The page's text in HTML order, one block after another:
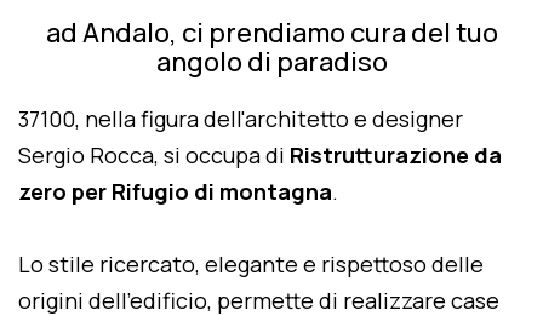
ad Andalo, ci prendiamo cura del tuo
angolo di paradiso
37100, nella figura dell'architetto e designer
Sergio Rocca, si occupa di Ristrutturazione da
zero per Rifugio di montagna.
Lo stile ricercato, elegante e rispettoso delle
origini dell'edificio, permette di realizzare case